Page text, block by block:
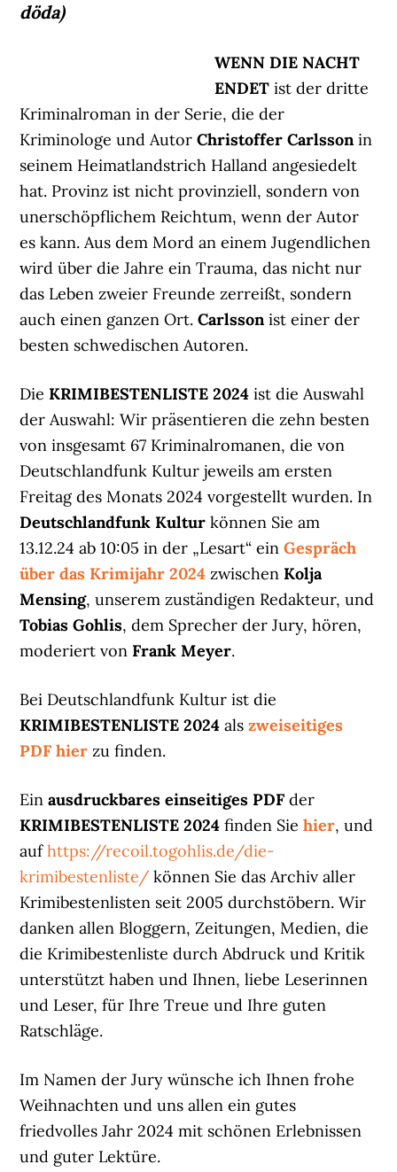
döda)
WENN DIE NACHT
ENDETist der dritte
Kriminalroman in der Serie, die der
Kriminologe und AutorChristoffer Carlssonin
seinem Heimatlandstrich Halland angesiedelt
hat. Provinz ist nicht provinziell, sondern von
unerschöpflichem Reichtum, wenn der Autor
es kann. Aus dem Mord an einem Jugendlichen
wird über die Jahre ein Trauma, das nicht nur
das Leben zweier Freunde zerreißt, sondern
auch einen ganzen Ort.Carlssonist einer der
besten schwedischen Autoren.
DieKRIMIBESTENLISTE 2024 ist die Auswahl
der Auswahl: Wir präsentieren die zehn besten
von insgesamt 67 Kriminalromanen, die von
Deutschlandfunk Kultur jeweils am ersten
Freitag des Monats 2024 vorgestellt wurden. In
Deutschlandfunk Kulturkönnen Sie am
13.12.24 ab 10:05 in der „Lesart“ einGespräch
über das Krimijahr 2024 zwischenKolja
Mensing, unserem zuständigen Redakteur, und
Tobias Gohlis, dem Sprecher der Jury, hören,
moderiert vonFrank Meyer.
Bei Deutschlandfunk Kultur ist die
KRIMIBESTENLISTE 2024 alszweiseitiges
PDF hierzu finden.
Einausdruckbares einseitiges PDF der
KRIMIBESTENLISTE 2024 finden Siehier, und
aufhttps://recoil.togohlis.de/die-
krimibestenliste/ können Sie das Archiv aller
Krimibestenlisten seit 2005 durchstöbern. Wir
danken allen Bloggern, Zeitungen, Medien, die
die Krimibestenliste durch Abdruck und Kritik
unterstützt haben und Ihnen, liebe Leserinnen
und Leser, für Ihre Treue und Ihre guten
Ratschläge.
Im Namen der Jury wünsche ich Ihnen frohe
Weihnachten und uns allen ein gutes
friedvolles Jahr 2024 mit schönen Erlebnissen
und guter Lektüre.